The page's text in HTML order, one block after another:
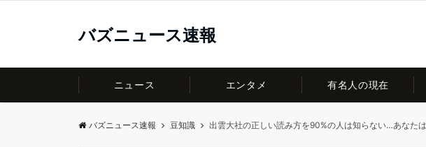
バズニュース速報
ニュース エンタメ 有名人の現在
バズニュース速報 豆知識 出雲大社の正しい読み方を90%の人は知らない…あなた